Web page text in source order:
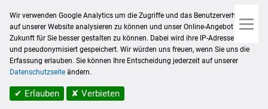
Wir verwenden Google Analytics um die Zugriffe und das Benutzerverhalten
auf unserer Website analysieren zu können und unser Online-Angebot in
Zukunft für Sie besser gestalten zu können. Dabei wird ihre IP-Adresse erfasst
und pseudonymisiert gespeichert. Wir würden uns freuen, wenn Sie uns die
Erfassung erlauben. Sie können Ihre Entscheidung jederzeit auf unserer
Datenschutzseite ändern.
✔ Erlauben ✘ Verbieten
Home/ Aktuelles